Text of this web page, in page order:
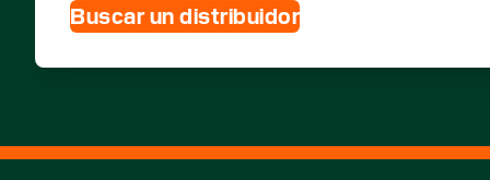
Buscar un distribuidor